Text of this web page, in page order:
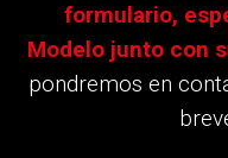
formulario,
Modelo junto con
pondremos en